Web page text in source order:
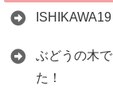
ぶどうの木
た！